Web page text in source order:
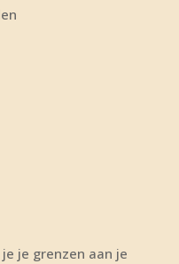
je grenzen aan je